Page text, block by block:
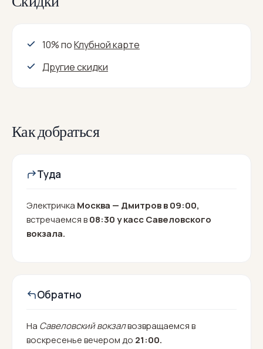
10% поКлубной карте
Другие скидки
Как добраться
Туда
Электричка Москва — Дмитров в 09:00,
встречаемся в08:30 у касс Савеловского
вокзала.
Обратно
На Савеловский вокзалвозвращаемся в
воскресенье вечером до 21:00.